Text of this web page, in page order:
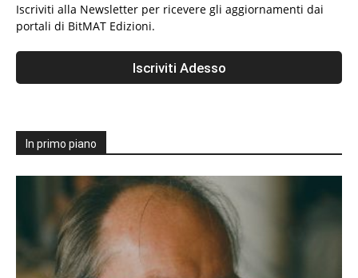
Iscriviti alla Newsletter per ricevere gli aggiornamenti dai
portali di BitMAT Edizioni.
In primo piano